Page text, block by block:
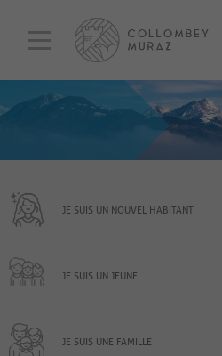
JE SUIS UN NOUVEL HABITANT
JE SUIS UN JEUNE
JE SUIS UNE FAMILLE